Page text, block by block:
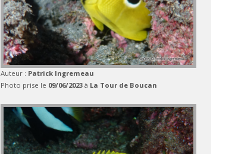
Auteur : Patrick Ingremeau
Photo prise le 09/06/2023à La Tour de Boucan